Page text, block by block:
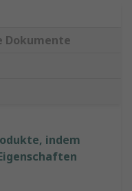
Dokumente
indem